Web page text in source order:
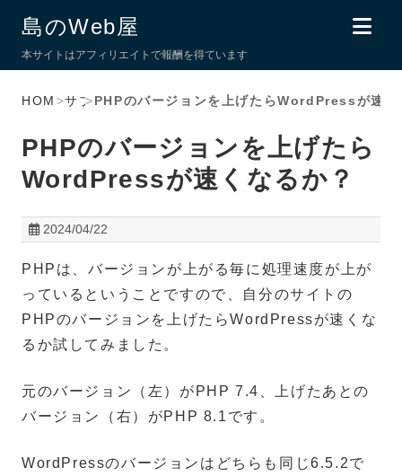
島のWeb屋
本サイトはアフィリエイトで報酬を得ています
HOME
>サブ
>PHPのバージョンを上げたらWordPressが速く
PHPのバージョンを上げたら
WordPressが速くなるか？
2024/04/22
PHPは、バージョンが上がる毎に処理速度が上が
っているということですので、自分のサイトの
PHPのバージョンを上げたらWordPressが速くな
るか試してみました。
元のバージョン（左）がPHP 7.4、上げたあとの
バージョン（右）がPHP 8.1です。
WordPressのバージョンはどちらも同じ6.5.2で